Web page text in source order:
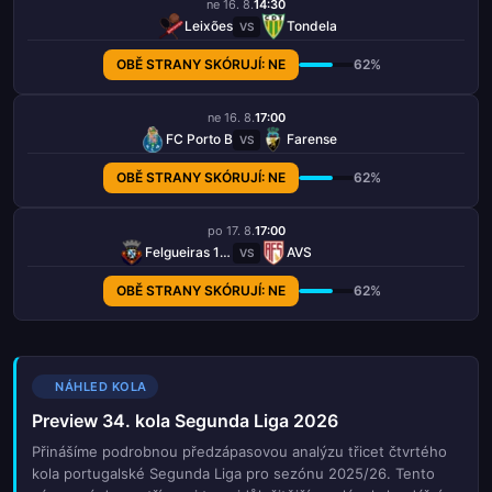
ne 16. 8.14:30
Leixões VS Tondela
OBĚ STRANY SKÓRUJÍ: NE 62%
ne 16. 8.17:00
FC Porto B VS Farense
OBĚ STRANY SKÓRUJÍ: NE 62%
po 17. 8.17:00
Felgueiras 1932 VS AVS
OBĚ STRANY SKÓRUJÍ: NE 62%
NÁHLED KOLA
Preview 34. kola Segunda Liga 2026
Přinášíme podrobnou předzápasovou analýzu třicet čtvrtého
kola portugalské Segunda Liga pro sezónu 2025/26. Tento